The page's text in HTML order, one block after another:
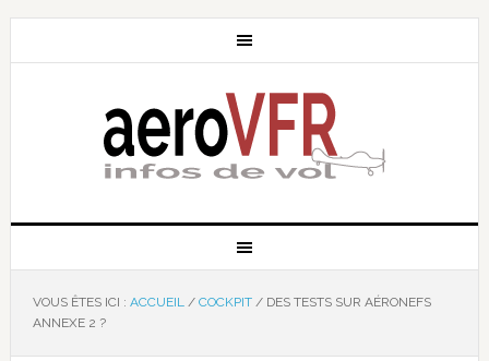
VOUS ÊTES ICI : ACCUEIL / COCKPIT /DES TESTS SUR AÉRONEFS
ANNEXE 2 ?